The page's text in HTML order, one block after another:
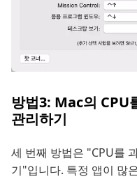
방법3: Mac의 CPU
관리하기
세 번째 방법은 "CPU를
기"입니다. 특정 앱이 많